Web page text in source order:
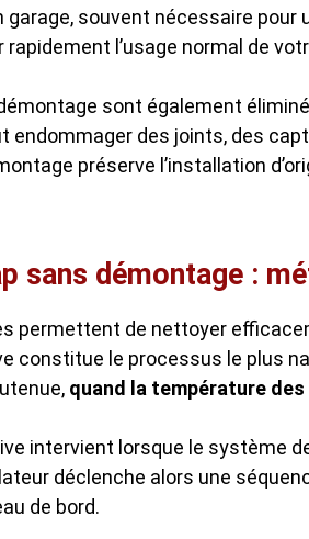
garage, souvent nécessaire
l’usage normal de
sont également
endommager des joints, des
préserve l’installation
sans démontage :
permettent de nettoyer
constitue le processus le plus
quand la température
intervient lorsque le système
déclenche alors une
de bord.